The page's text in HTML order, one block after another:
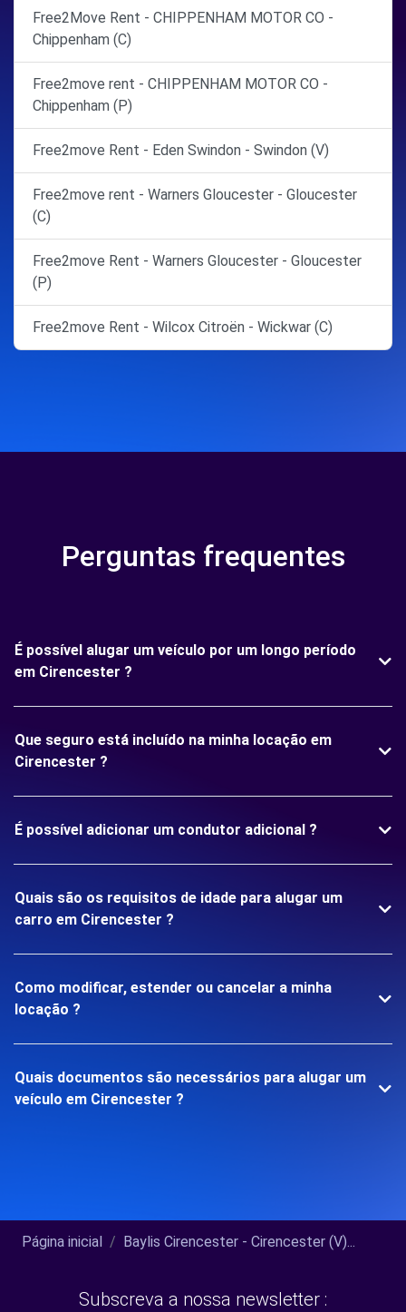
Free2Move Rent - CHIPPENHAM MOTOR CO -
Chippenham (C)
Free2move rent - CHIPPENHAM MOTOR CO -
Chippenham (P)
Free2move Rent - Eden Swindon - Swindon (V)
Free2move rent - Warners Gloucester - Gloucester
(C)
Free2move Rent - Warners Gloucester - Gloucester
(P)
Free2move Rent - Wilcox Citroën - Wickwar (C)
Perguntas frequentes
É possível alugar um veículo por um longo período
em Cirencester ?
Que seguro está incluído na minha locação em
Cirencester ?
É possível adicionar um condutor adicional ?
Quais são os requisitos de idade para alugar um
carro em Cirencester ?
Como modificar, estender ou cancelar a minha
locação ?
Quais documentos são necessários para alugar um
veículo em Cirencester ?
Página inicial Baylis Cirencester - Cirencester (V)...
Subscreva a nossa newsletter :